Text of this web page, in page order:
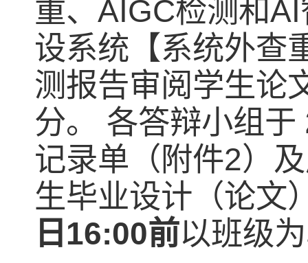
重、 AIGC检测和AI
设系统【系统外查
测报告审阅学生论
分。 各答辩小组于
记录单（附件2）
生毕业设计（论文
日 16:00前以班级